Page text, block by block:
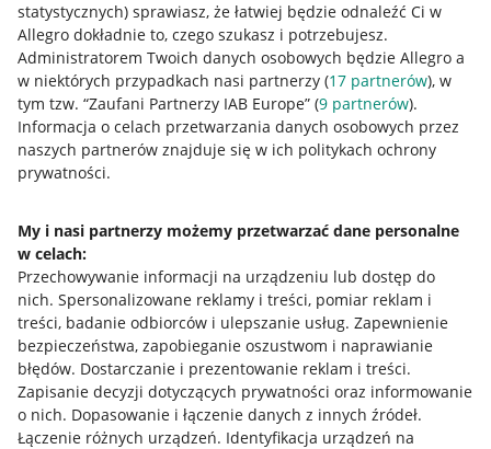
statystycznych) sprawiasz, że łatwiej będzie odnaleźć Ci w
Allegro dokładnie to, czego szukasz i potrzebujesz.
Administratorem Twoich danych osobowych będzie Allegro a
w niektórych przypadkach nasi partnerzy (17 partnerów), w
tym tzw. “Zaufani Partnerzy IAB Europe” (9 partnerów).
Informacja o celach przetwarzania danych osobowych przez
naszych partnerów znajduje się w ich politykach ochrony
prywatności.
My i nasi partnerzy możemy przetwarzać dane personalne
w celach:
Przechowywanie informacji na urządzeniu lub dostęp do
nich. Spersonalizowane reklamy i treści, pomiar reklam i
treści, badanie odbiorców i ulepszanie usług. Zapewnienie
bezpieczeństwa, zapobieganie oszustwom i naprawianie
błędów. Dostarczanie i prezentowanie reklam i treści.
Zapisanie decyzji dotyczących prywatności oraz informowanie
o nich. Dopasowanie i łączenie danych z innych źródeł.
Łączenie różnych urządzeń. Identyfikacja urządzeń na
Przydatne informacje
Jak to działa
Allegro Gadane dla sprzedających
Allegro Gadane dla kupujących
Mapa miejscowości
Informacje prawne
Regulamin